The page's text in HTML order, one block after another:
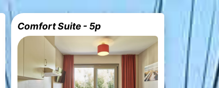
Comfort Suite - 5p